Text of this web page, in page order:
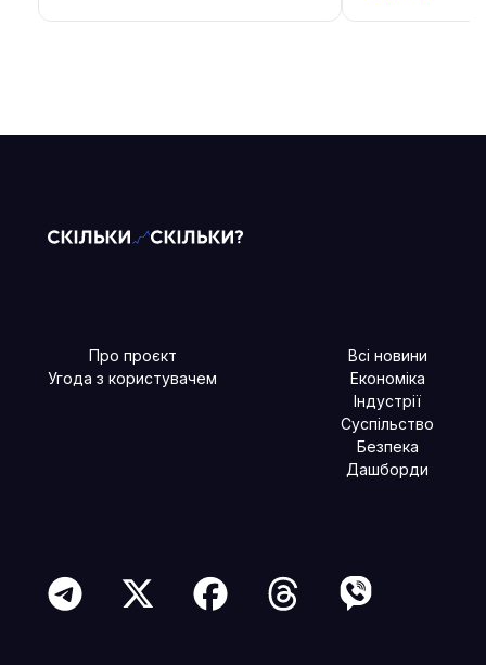
Про проєкт
Угода з користувачем
Всі новини
Економіка
Індустрії
Суспільство
Безпека
Дашборди
Читайте більше в наших соцмережах